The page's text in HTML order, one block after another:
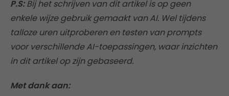
P.S:Bij het schrijven van dit artikel is op geen
enkele wijze gebruik gemaakt van AI. Wel tijdens
talloze uren uitproberen en testen van prompts
voor verschillende AI-toepassingen, waar inzichten
in dit artikel op zijn gebaseerd.
Met dank aan: